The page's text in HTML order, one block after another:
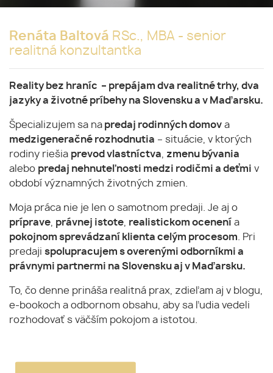
Renáta Baltová RSc., MBA - senior
realitná konzultantka
Reality bez hraníc – prepájam dva realitné trhy, dva
jazyky a životné príbehy na Slovensku a v Maďarsku.
Špecializujem sa na predaj rodinných domov a
medzigeneračné rozhodnutia – situácie, v ktorých
rodiny riešia prevod vlastníctva
zmenu bývania
alebo predaj nehnuteľnosti medzi rodičmi a deťmi v
období významných životných zmien.
Moja práca nie je len o samotnom predaji. Je aj o
príprave právnej istote realistickom ocenení a
pokojnom sprevádzaní klienta celým procesom . Pri
predaji spolupracujem s overenými odborníkmi a
právnymi partnermi na Slovensku aj v Maďarsku.
To, čo denne prináša realitná prax, zdieľam aj v blogu,
e-bookoch a odbornom obsahu, aby sa ľudia vedeli
rozhodovať s väčším pokojom a istotou.